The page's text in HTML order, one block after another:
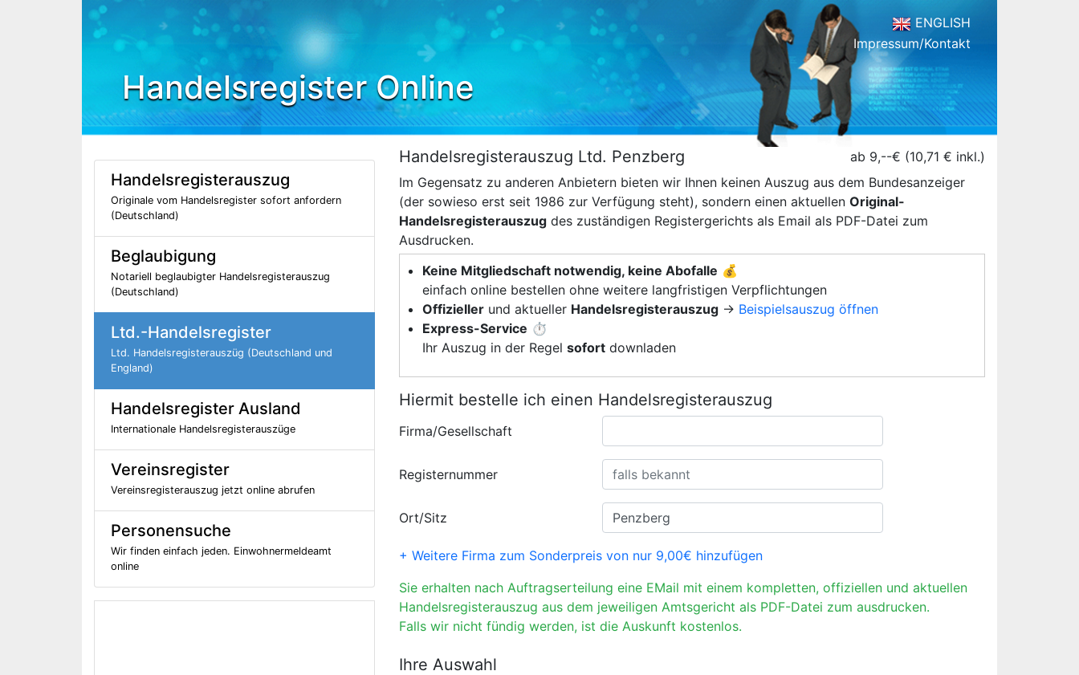
Handelsregister Online
ENGLISH
Impressum/Kontakt
Handelsregisterauszug
Originale vom Handelsregister sofort anfordern
(Deutschland)
Beglaubigung
Notariell beglaubigter Handelsregisterauszug
(Deutschland)
Ltd.-Handelsregister
Ltd. Handelsregisterauszüg (Deutschland und
England)
Handelsregister Ausland
Internationale Handelsregisterauszüge
Vereinsregister
Vereinsregisterauszug jetzt online abrufen
Personensuche
Wir finden einfach jeden. Einwohnermeldeamt
online
Handelsregisterauszug Ltd. Penzberg
ab 9,--€ (10,71 € inkl.)
Im Gegensatz zu anderen Anbietern bieten wir Ihnen keinen Auszug aus dem Bundesanzeiger
(der sowieso erst seit 1986 zur Verfügung steht), sondern einen aktuellen Original-
Handelsregisterauszug des zuständigen Registergerichts als Email als PDF-Datei zum
Ausdrucken.
Keine Mitgliedschaft notwendig, keine Abofalle 💰
einfach online bestellen ohne weitere langfristigen Verpflichtungen
Offizieller und aktueller Handelsregisterauszug → Beispielsauszug öffnen
Express-Service ⏱️
Ihr Auszug in der Regel sofort downladen
Hiermit bestelle ich einen Handelsregisterauszug
Firma/Gesellschaft
Registernummer
Ort/Sitz
+ Weitere Firma zum Sonderpreis von nur 9,00€ hinzufügen
Sie erhalten nach Auftragserteilung eine EMail mit einem kompletten, offiziellen und aktuellen
Handelsregisterauszug aus dem jeweiligen Amtsgericht als PDF-Datei zum ausdrucken.
Falls wir nicht fündig werden, ist die Auskunft kostenlos.
Ihre Auswahl